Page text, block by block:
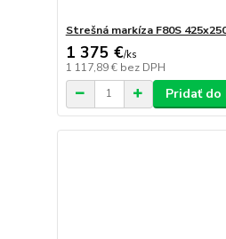
Strešná markíza F80S
1 375 €/ks
1 117,89 € bez DPH
Pridať do